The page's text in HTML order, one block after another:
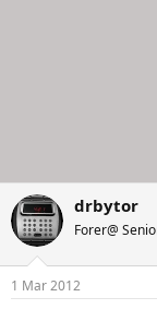
drbytor
Forer@
1 Mar 2012